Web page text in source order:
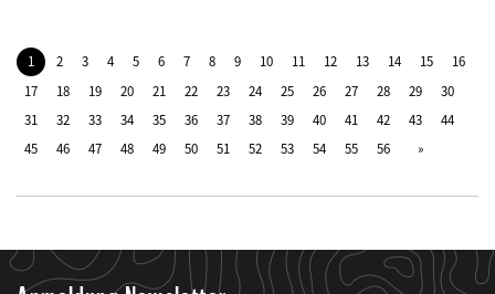
1 2 3 4 5 6 7 8 9 10 11 12 13 14 15
16
17
18 19 20 21 22 23 24 25 26 27 28 29
30
31
32 33 34 35 36 37 38 39 40 41 42 43
44
45
46 47 48 49 50 51 52 53 54 55 56